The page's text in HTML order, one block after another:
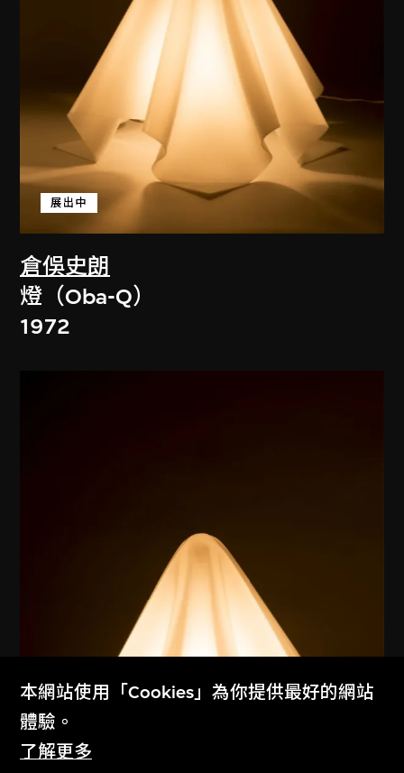
倉俁史朗
展出中
燈（Oba-Q）
1972
本網站使用「Cookies」為你提供最好的網站
體驗。
了解更多